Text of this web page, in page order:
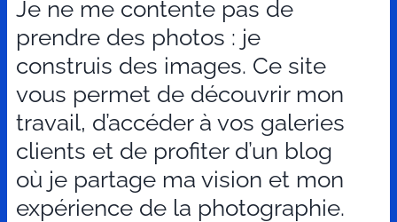
Je ne me contente pas de
prendre des photos : je
construis des images. Ce site
vous permet de découvrir mon
travail, d’accéder à vos galeries
clients et de profiter d’un blog
où je partage ma vision et mon
expérience de la photographie.